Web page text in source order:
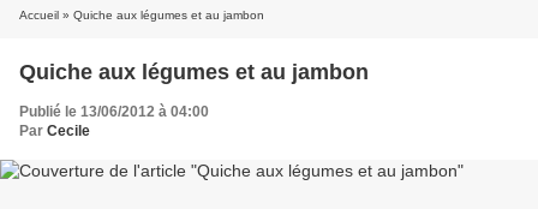
Accueil » Quiche aux légumes et au jambon
Quiche aux légumes et au jambon
Publié le 13/06/2012 à 04:00
Par Cecile